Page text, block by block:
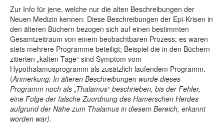
Zur Info für jene, welche nur die alten Beschreibungen der
Neuen Medizin kennen: Diese Beschreibungen der Epi-Krisen in
den älteren Büchern bezogen sich auf einen bestimmten
Gesamtzeitraum von einem beobachtbaren Prozess; es waren
stets mehrere Programme beteiligt; Beispiel die in den Büchern
zitierten „kalten Tage“ sind Symptom vom
Hypothalamusprogramm als zusätzlich laufendem Programm.
(Anmerkung: In älteren Beschreibungen wurde dieses
Programm noch als „Thalamus“ beschrieben, bis der Fehler,
eine Folge der falsche Zuordnung des Hamerschen Herdes
aufgrund der Nähe zum Thalamus in diesem Bereich, erkannt
worden war).